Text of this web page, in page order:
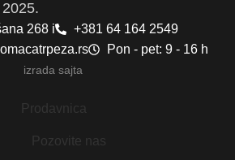
268 i
+381 64 164 2549
Pon - pet: 9 - 16 h
izrada sajta
Prodavnica
Pozovite nas